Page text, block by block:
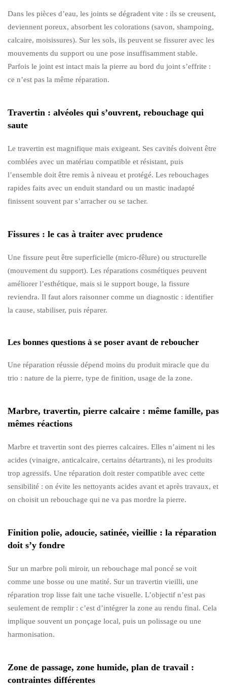
Dans les pièces d’eau, les joints se dégradent vite : ils se creusent,
deviennent poreux, absorbent les colorations (savon, shampoing,
calcaire, moisissures). Sur les sols, ils peuvent se fissurer avec les
mouvements du support ou une pose insuffisamment stable.
Parfois le joint est intact mais la pierre au bord du joint s’effrite :
ce n’est pas la même réparation.
Travertin : alvéoles qui s’ouvrent, rebouchage qui
saute
Le travertin est magnifique mais exigeant. Ses cavités doivent être
comblées avec un matériau compatible et résistant, puis
l’ensemble doit être remis à niveau et protégé. Les rebouchages
rapides faits avec un enduit standard ou un mastic inadapté
finissent souvent par s’arracher ou se tacher.
Fissures : le cas à traiter avec prudence
Une fissure peut être superficielle (micro-fêlure) ou structurelle
(mouvement du support). Les réparations cosmétiques peuvent
améliorer l’esthétique, mais si le support bouge, la fissure
reviendra. Il faut alors raisonner comme un diagnostic : identifier
la cause, stabiliser, puis réparer.
Les bonnes questions à se poser avant de reboucher
Une réparation réussie dépend moins du produit miracle que du
trio : nature de la pierre, type de finition, usage de la zone.
Marbre, travertin, pierre calcaire : même famille, pas
mêmes réactions
Marbre et travertin sont des pierres calcaires. Elles n’aiment ni les
acides (vinaigre, anticalcaire, certains détartrants), ni les produits
trop agressifs. Une réparation doit rester compatible avec cette
sensibilité : on évite les nettoyants acides avant et après travaux, et
on choisit un rebouchage qui ne va pas mordre la pierre.
Finition polie, adoucie, satinée, vieillie : la réparation
doit s’y fondre
Sur un marbre poli miroir, un rebouchage mal poncé se voit
comme une bosse ou une matité. Sur un travertin vieilli, une
réparation trop lisse fait une tache visuelle. L’objectif n’est pas
seulement de remplir : c’est d’intégrer la zone au rendu final. Cela
implique souvent un ponçage local, puis un polissage ou une
harmonisation.
Zone de passage, zone humide, plan de travail :
contraintes différentes